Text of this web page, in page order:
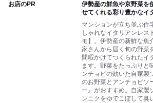
お店のPR
伊勢産の鮮魚や京野菜を
せてくれる彩り豊かなイ
マンションが立ち並ぶ住
しゃれなイタリアンレス
モ】。伊勢産の新鮮な魚
家さんから届く旬の野菜
間暇かけてつくられたイ
ます。野菜をたっぷりと
ンチョビの効いた自家製
のお野菜とアンチョビソ
ー』がおすすめ。自家製
ンニクをゆでこぼして臭